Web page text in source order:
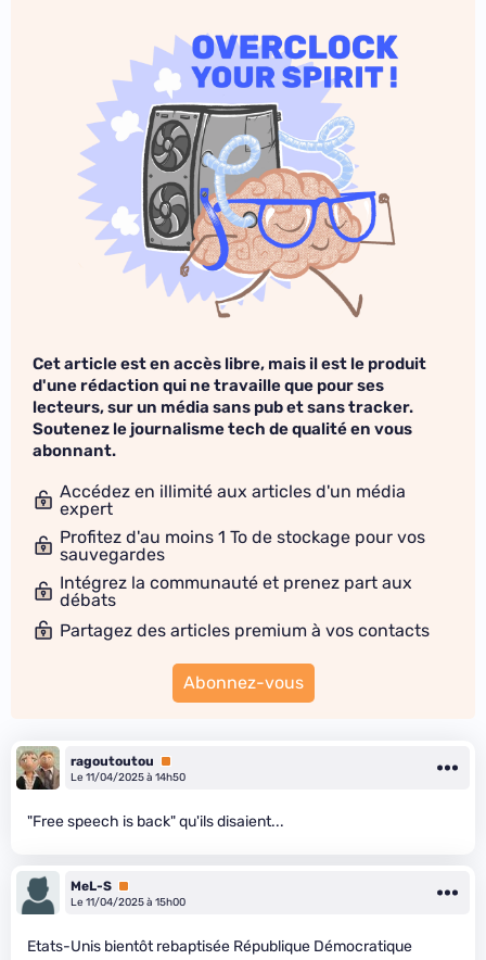
Cet article est en accès libre, mais il est le produit
d'une rédaction qui ne travaille que pour ses
lecteurs, sur un média sans pub et sans tracker.
Soutenez le journalisme tech de qualité en vous
abonnant.
Accédez en illimité aux articles d'un média
expert
Profitez d'au moins 1 To de stockage pour vos
sauvegardes
Intégrez la communauté et prenez part aux
débats
Partagez des articles premium à vos contacts
Abonnez-vous
ragoutoutou
Premium
Le 11/04/2025 à 14h50
"Free speech is back" qu'ils disaient...
MeL-S Premium
Le 11/04/2025 à 15h00
Etats-Unis bientôt rebaptisée République Démocratique